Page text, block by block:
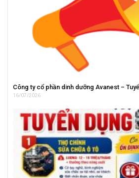
Công ty cổ phần dinh dưỡng Avanest –
16/07/2026